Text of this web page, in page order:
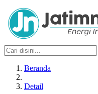
Beranda
Detail